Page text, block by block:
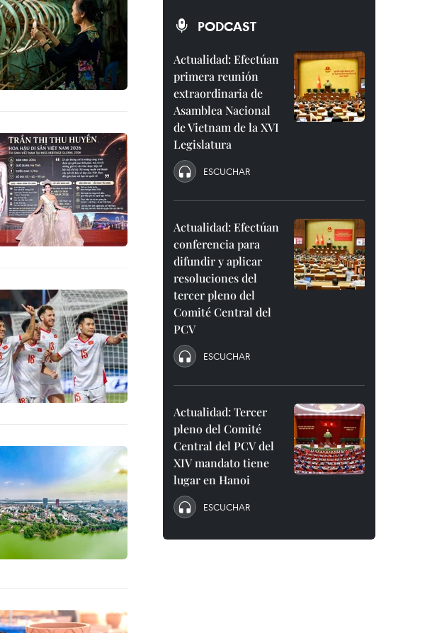
PODCAST
Actualidad: Efectúan
primera reunión
extraordinaria de
Asamblea Nacional
de Vietnam de la XVI
Legislatura
ESCUCHAR
Actualidad: Efectúan
conferencia para
difundir y aplicar
resoluciones del
tercer pleno del
Comité Central del
PCV
ESCUCHAR
Actualidad: Tercer
pleno del Comité
Central del PCV del
XIV mandato tiene
lugar en Hanoi
ESCUCHAR